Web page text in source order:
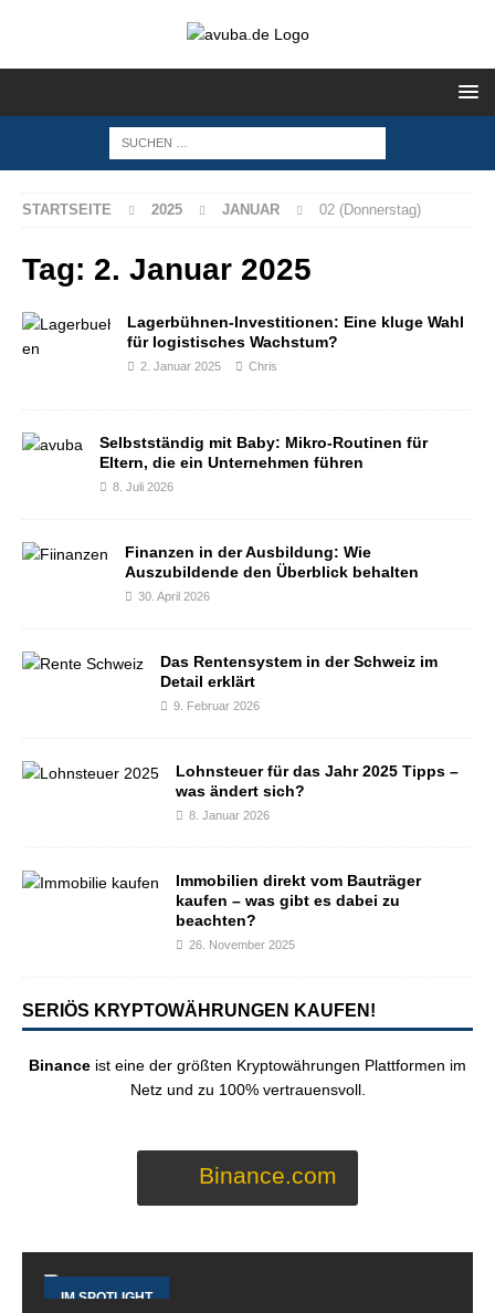
STARTSEITE 2025 JANUAR 02 (Donnerstag)
Tag: 2. Januar 2025
Lagerbühnen-Investitionen: Eine kluge Wahl
für logistisches Wachstum?
2. Januar 2025 Chris
Selbstständig mit Baby: Mikro-Routinen für
Eltern, die ein Unternehmen führen
8. Juli 2026
Finanzen in der Ausbildung: Wie
Auszubildende den Überblick behalten
30. April 2026
Das Rentensystem in der Schweiz im
Detail erklärt
9. Februar 2026
Lohnsteuer für das Jahr 2025 Tipps –
was ändert sich?
8. Januar 2026
Immobilien direkt vom Bauträger
kaufen – was gibt es dabei zu
beachten?
26. November 2025
SERIÖS KRYPTOWÄHRUNGEN KAUFEN!
Binance ist eine der größten Kryptowährungen Plattformen im
Netz und zu 100% vertrauensvoll.
Binance.com
IM SPOTLIGHT